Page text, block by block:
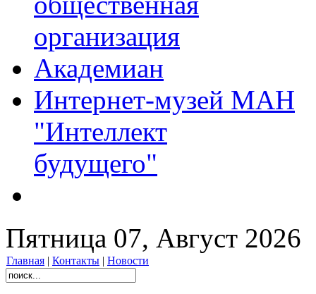
организация
Академиан
Интернет-музей МАН
"Интеллект
будущего"
Пятница 07, Август 2026
Главная | Контакты | Новости